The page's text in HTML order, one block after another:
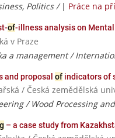
Politics / | Práce na
of-illness analysis on
v Praze
a management /
and proposal of indicators of
/ Česká zemědělská
/ Wood Processing
– a case study from